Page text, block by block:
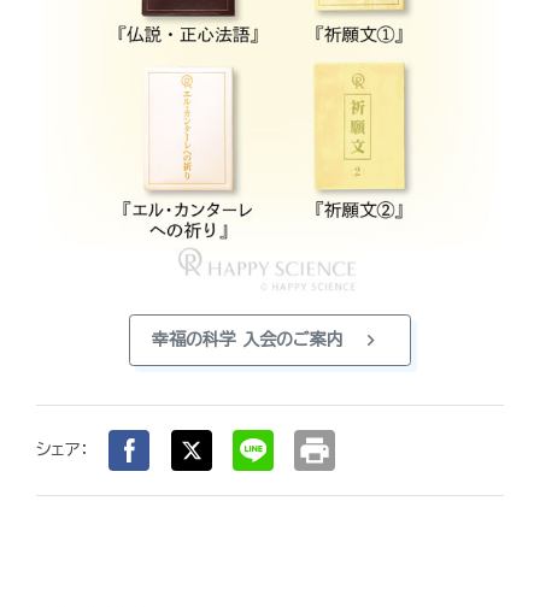
幸福の科学 入会のご案内 chevron_right
シェア： print